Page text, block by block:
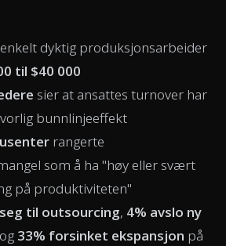
dyktig produksjonsarbeider
til $40 000
sier at ansattes turnover har
bunnlinjeeffekt
rangerte
som å ha "høy eller svært
på produktiviteten"
til outsourcing, 4% avslo ny
33% forsinket ekspansjon på